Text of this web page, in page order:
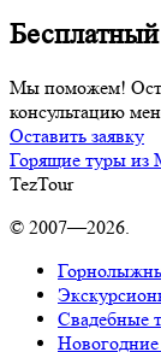
Мы поможем!
консультацию
Оставить заявку
Горящие туры из
TezTour
© 2007—2026.
Свадебные